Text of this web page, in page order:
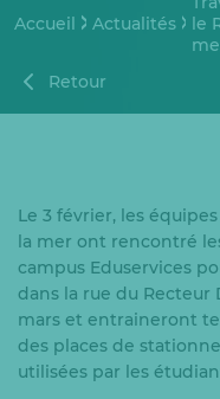
Accueil Actualités
le
Retour
Le 3 février, les
la mer ont rencontré
campus Eduservices
dans la rue du Recteur
mars et entraineront
des places de
utilisées par les